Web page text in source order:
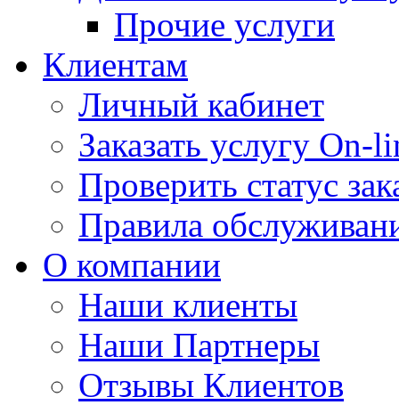
Прочие услуги
Клиентам
Личный кабинет
Заказать услугу On-
Проверить статус
Правила
О компании
Наши клиенты
Наши Партнеры
Отзывы Клиентов